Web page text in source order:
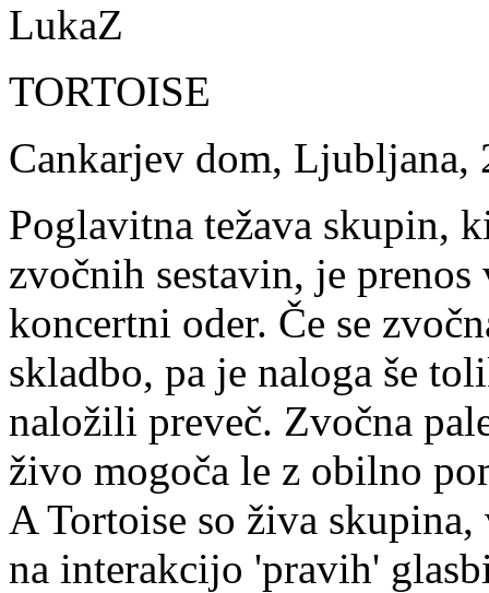
LukaZ
TORTOISE
Cankarjev dom, Ljubljana,
Poglavitna težava skupin,
zvočnih sestavin, je
koncertni oder. Če se
skladbo, pa je naloga še
naložili preveč. Zvočna
živo mogoča le z obilno
A Tortoise so živa
na interakcijo 'pravih'